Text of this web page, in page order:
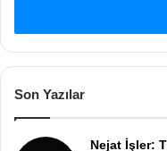
Son Yazılar
Nejat İşler: